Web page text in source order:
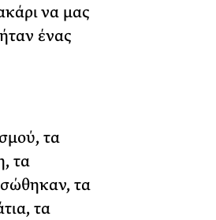
να μας
ένας
τα
τα
τα
τα